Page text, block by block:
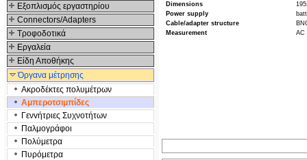
Εξοπλισμός εργαστηρίου
Connectors/Adapters
Τροφοδοτικά
Εργαλεία
Είδη Αποθήκης
Όργανα μέτρησης
Ακροδέκτες πολυμέτρων
Αμπεροτσιμπίδες
Γενvήτριες Συχνοτήτων
Παλμογράφοι
Πολύμετρα
Πυρόμετρα
Dimensions
Power supply
Cable/adapter structure
Measurement
AC